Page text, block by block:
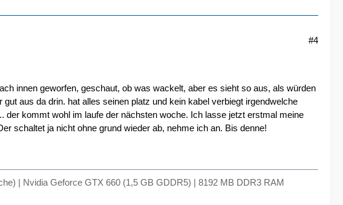
#4
innen geworfen, geschaut, ob was wackelt, aber es sieht so aus, als würden
aus da drin. hat alles seinen platz und kein kabel verbiegt irgendwelche
kommt wohl im laufe der nächsten woche. Ich lasse jetzt erstmal meine
schaltet ja nicht ohne grund wieder ab, nehme ich an. Bis denne!
| Nvidia Geforce GTX 660 (1,5 GB GDDR5) | 8192 MB DDR3 RAM